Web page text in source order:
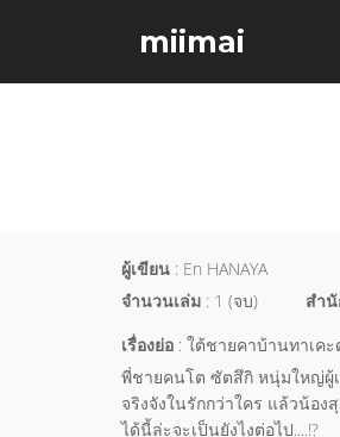
miimai
ผู้เขียน : En HANAYA
จำนวนเล่ม : 1 (จบ) สำ
เรื่องย่อ : ใต้ชายคาบ้านทาเคะ
พี่ชายคนโต ซัตสึกิ หนุ่มใหญ่ผู้
จริงจังในรักกว่าใคร แล้วน้อง
ได้นี้ล่ะจะเป็นยังไงต่อไป....!?